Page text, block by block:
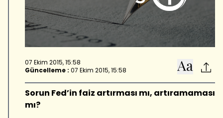
07 Ekim 2015, 15:58
Güncelleme : 07 Ekim 2015, 15:58
Sorun Fed’in faiz artırması mı, artıramaması
mı?